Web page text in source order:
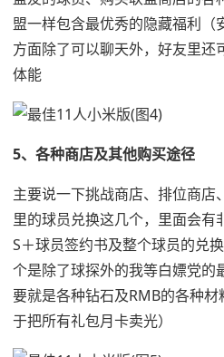
盟一样包含最优秀的隐藏福利（
方面除了可以聊天外，好友里还
体能
5、各种商店及其他购买途径
主要说一下挑战商店、排位商店
里的球员兑换这几个，里面会有
S＋球员签约书及整个球员的兑
个是除了球探外的我等白嫖党的
要就是各种钻石及RMB的各种
于把所有礼包月卡卖光）